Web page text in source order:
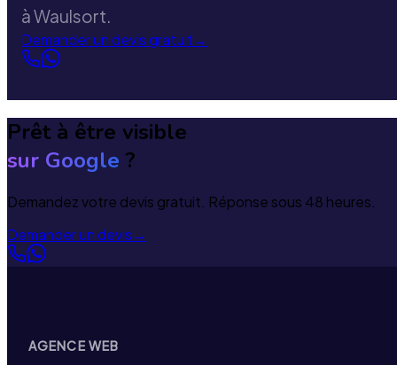
à Waulsort.
Demander un devis gratuit→
Prêt à être visible
sur Google ?
Demandez votre devis gratuit. Réponse sous 48 heures.
Demander un devis→
AGENCE WEB